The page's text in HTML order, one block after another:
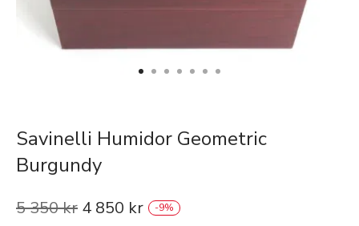
Savinelli Humidor Geometric
Burgundy
5 350kr 4 850 kr -9%